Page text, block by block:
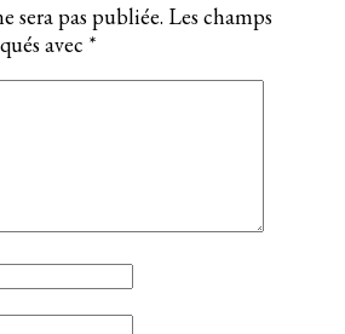
sera pas publiée. Les champs
avec *